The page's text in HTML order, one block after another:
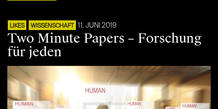
LIKES WISSENSCHAFT 11. JUNI 2019
Two Minute Papers – Forschung
für jeden